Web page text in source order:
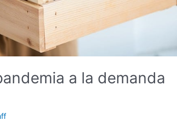
a la demanda